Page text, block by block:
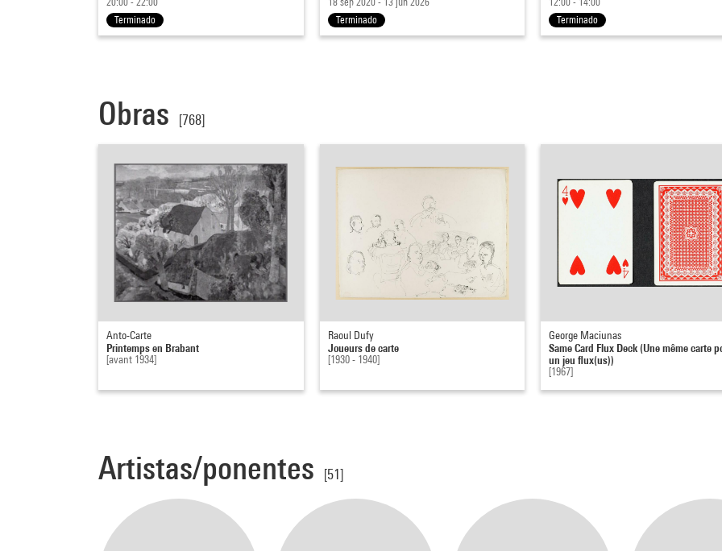
Terminado
Terminado
Terminado
Obras [768]
Anto-Carte
Printemps en Brabant
[avant 1934]
Raoul Dufy
Joueurs de carte
[1930 - 1940]
George Maciunas
Same Card Flux Deck (Une même carte
un jeu flux(us))
[1967]
Artistas/ponentes [51]